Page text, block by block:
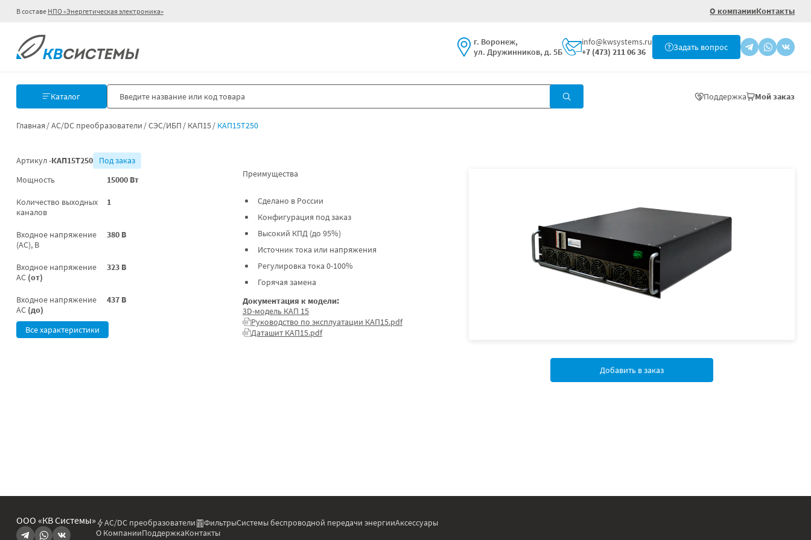
В составе НПО «Энергетическая электроника» О компанииКонтакты
г. Воронеж,
ул. Дружинников, д. 5Б
info@kwsystems.ru
+7 (473) 211 06 36
Задать вопрос
Каталог Поддержка Мой заказ
Главная AC/DC преобразователи СЭС/ИБП КАП15 КАП15Т250
Артикул -КАП15Т250
Под заказ
Мощность
15000 Вт
Количество выходных
каналов
1
Входное напряжение
(AC), В
380 В
Входное напряжение
AC (от)
323 В
Входное напряжение
AC (до)
437 В
Все характеристики
Преимущества
Сделано в России
Конфигурация под заказ
Высокий КПД (до 95%)
Источник тока или напряжения
Регулировка тока 0-100%
Горячая замена
Документация к модели:
3D-модель КАП 15
Руководство по эксплуатации КАП15.pdf
Даташит КАП15.pdf
Добавить в заказ
ООО «КВ Системы» AC/DC преобразователи ФильтрыСистемы беспроводной передачи энергииАксессуары
О КомпанииПоддержкаКонтакты